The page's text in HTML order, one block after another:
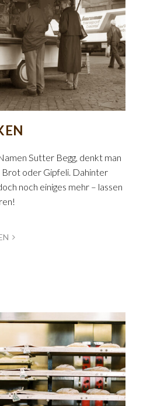
Sutter Begg, denkt man
Brot oder Gipfeli. Dahinter
noch einiges mehr – lassen